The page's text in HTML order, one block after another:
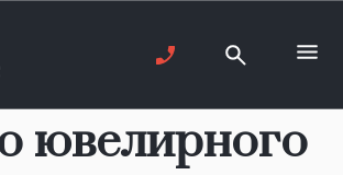
ювелирного